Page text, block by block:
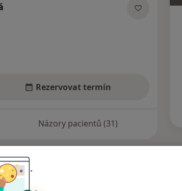
Rezervovat termín
Názory pacientů (31)
nejsou k dispozici